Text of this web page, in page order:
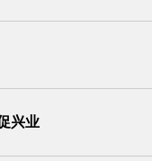
兴业